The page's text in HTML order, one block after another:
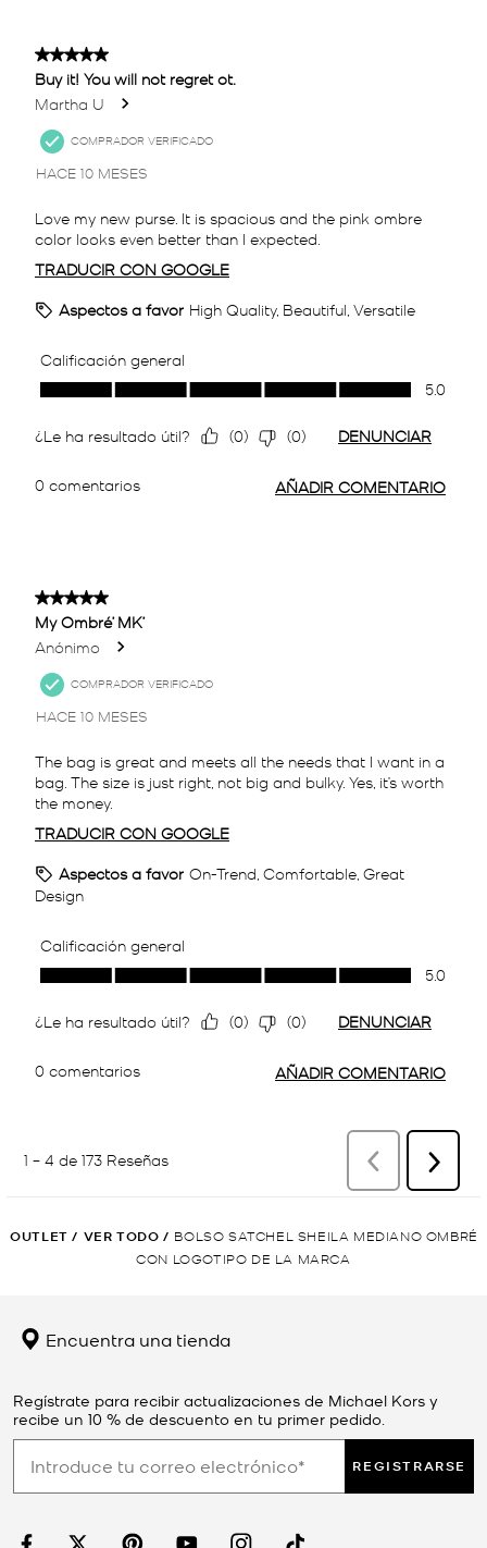
OUTLET / VER TODO / BOLSO SATCHEL SHEILA MEDIANO OMBRÉ
CON LOGOTIPO DE LA MARCA
Encuentra una tienda
Regístrate para recibir actualizaciones de Michael Kors y
recibe un 10 % de descuento en tu primer pedido.
REGISTRARSE